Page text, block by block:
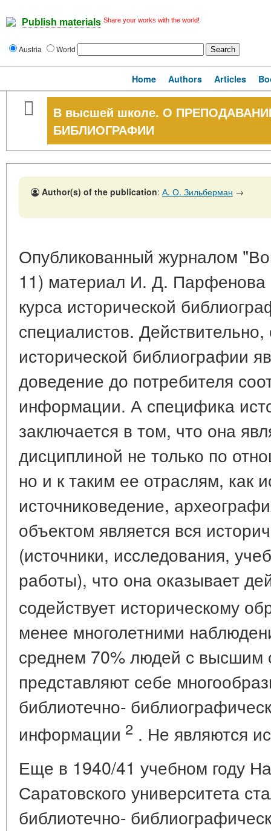
Publish materials Share your works with the world!
Austria World
Home Authors Articles
В высшей школе. О
БИБЛИОГРАФИИ
Author(s) of the publication: А. О. Зильберман →
Опубликованный журналом
11) материал И. Д.
курса исторической
специалистов.
исторической библиографии
доведение до потребителя
информации. А специфика
заключается в том, что она
дисциплиной не только по
но и к таким ее отраслям, как
источниковедение,
объектом является вся
(источники, исследования,
работы), что она оказывает
содействует историческому
менее многолетними
среднем 70% людей с высшим
представляют себе
библиотечно-
информации 2 . Не являются
Еще в 1940/41 учебном году
Саратовского университета
библиотечно-